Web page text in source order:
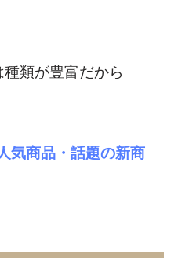
類が豊富だから
気商品・話題の新商